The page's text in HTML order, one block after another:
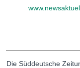
Die Süddeutsche